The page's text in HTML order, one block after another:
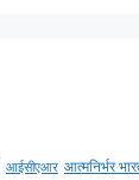
आईसीएआर आत्मनिर्भर